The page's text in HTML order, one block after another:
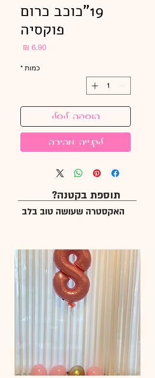
19"כוכב כרום
פוקסיה
כמות *
הוספה לסל
לקנייה מהירה
תוספת בקטנה?
האקסטרה שעושה טוב בלב